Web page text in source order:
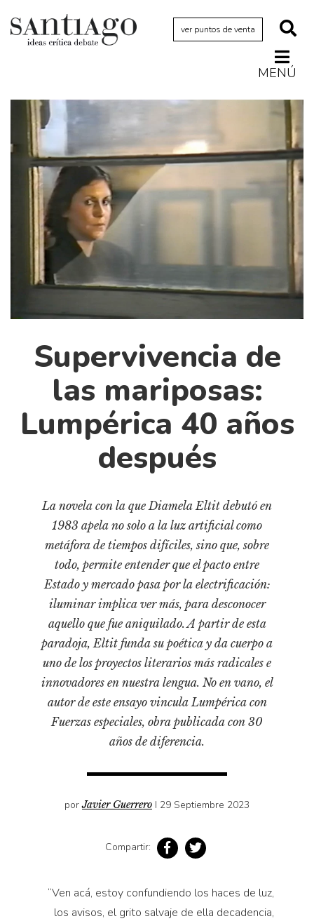
ver puntos de venta
MENÚ
Actualidad
Archivo Cenfoto-UDP
Arquetipos de situación
Artes visuales
Ciencia
Cine y televisión
Ciudad
Críticas
Cultura
Documentos
Fragmentos
Gran reserva
Historia
Historia material de los libros
Libros usados
Literatura
Medioambiente
Narrativas visuales
Pensamiento ilustrado
Personaje
Personajes secundarios
Turismo accidental
Vidas paralelas
Supervivencia de
las mariposas:
Lumpérica 40 años
después
La novela con la que Diamela Eltit debutó en
1983 apela no solo a la luz artificial como
metáfora de tiempos difíciles, sino que, sobre
todo, permite entender que el pacto entre
Estado y mercado pasa por la electrificación:
iluminar implica ver más, para desconocer
aquello que fue aniquilado. A partir de esta
paradoja, Eltit funda su poética y da cuerpo a
uno de los proyectos literarios más radicales e
innovadores en nuestra lengua. No en vano, el
autor de este ensayo vincula Lumpérica con
Fuerzas especiales, obra publicada con 30
años de diferencia.
porJavier Guerrero I 29 Septiembre 2023
Compartir:
“Ven acá, estoy confundiendo los haces de luz,
los avisos, el grito salvaje de ella decadencia,